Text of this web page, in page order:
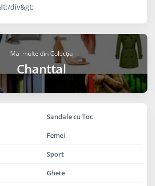
div&gt;
Mai multe din Colecția
Chanttal
Sandale cu Toc
Femei
Sport
Ghete